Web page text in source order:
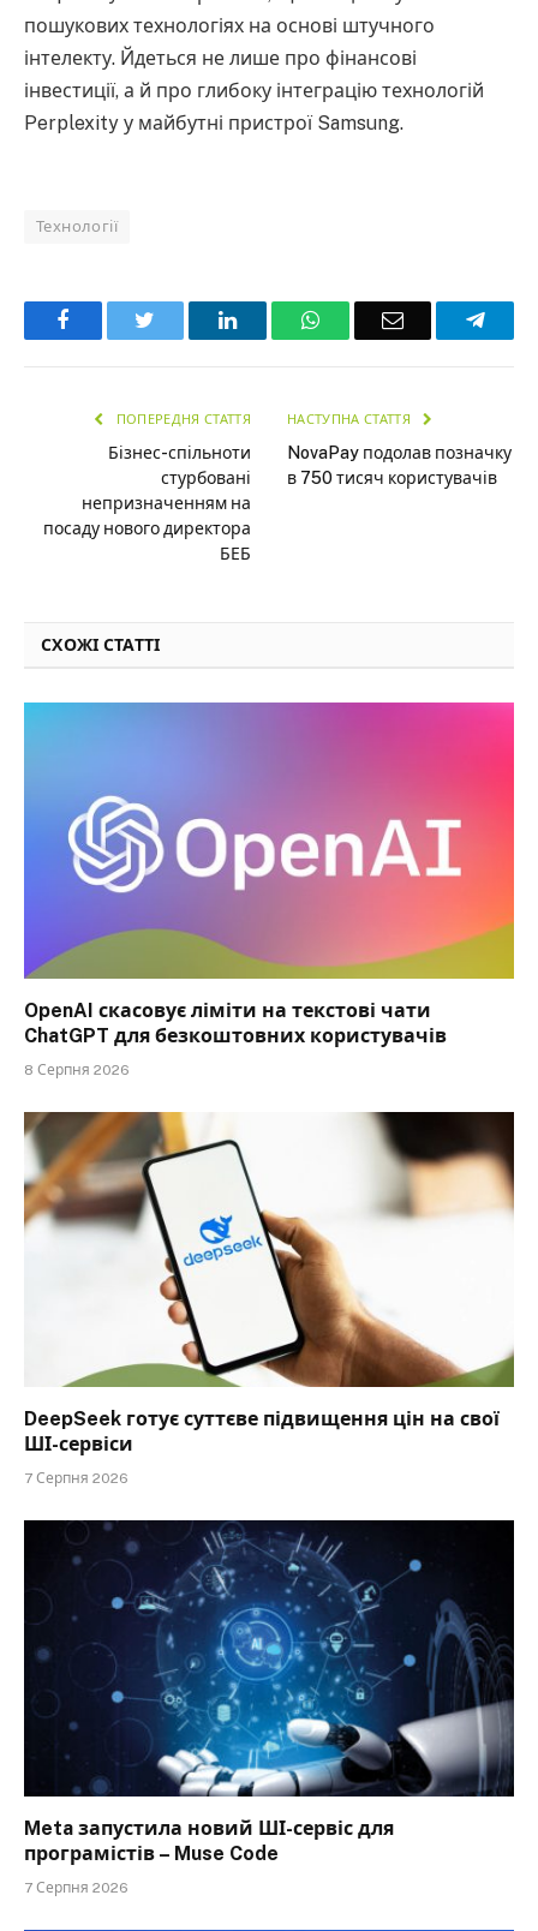
пошукових технологіях на основі штучного
інтелекту. Йдеться не лише про фінансові
інвестиції, а й про глибоку інтеграцію технологій
Perplexity у майбутні пристрої Samsung.
Технології
Facebook LinkedInWhatsAppEmail
ПОПЕРЕДНЯ СТАТТЯ
Бізнес-спільноти
стурбовані
непризначенням на
посаду нового директора
БЕБ
НАСТУПНА СТАТТЯ
NovaPay подолав позначку
в 750 тисяч користувачів
СХОЖІ СТАТТІ
OpenAI скасовує ліміти на текстові чати
ChatGPT для безкоштовних користувачів
8 Серпня 2026
DeepSeek готує суттєве підвищення цін на свої
ШІ-сервіси
7 Серпня 2026
Meta запустила новий ШІ-сервіс для
програмістів – Muse Code
7 Серпня 2026